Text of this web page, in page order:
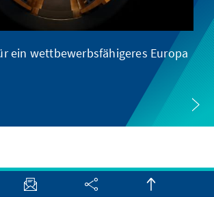
ein wettbewerbsfähigeres Europa